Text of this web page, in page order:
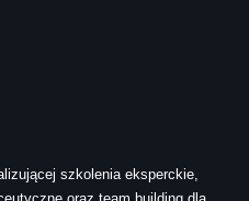
szkolenia eksperckie,